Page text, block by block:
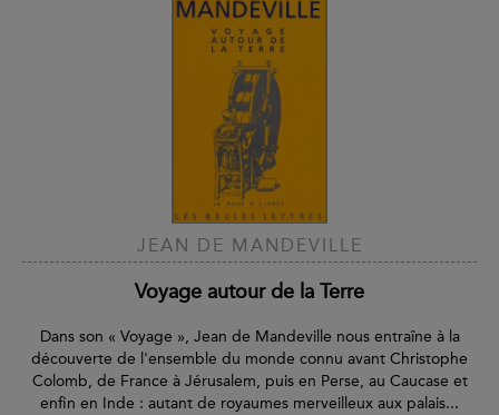
JEAN DE MANDEVILLE
Voyage autour de la Terre
Dans son « Voyage », Jean de Mandeville nous entraîne à la
découverte de l'ensemble du monde connu avant Christophe
Colomb, de France à Jérusalem, puis en Perse, au Caucase et
enfin en Inde : autant de royaumes merveilleux aux palais...